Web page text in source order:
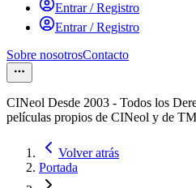
Entrar / Registro
Entrar / Registro
Sobre nosotrosContacto
CINeol Desde 2003 - Todos los
películas propios de CINeol y de
Volver atrás
Portada